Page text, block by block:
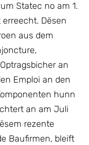
Statec no am 1.
Dësen
aus dem
an
Emploi an den
hunn
an am Juli
rezente
Baufirmen, bleift